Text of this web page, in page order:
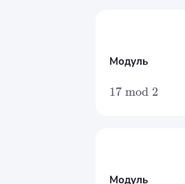
Модуль
17 mod 2
Модуль